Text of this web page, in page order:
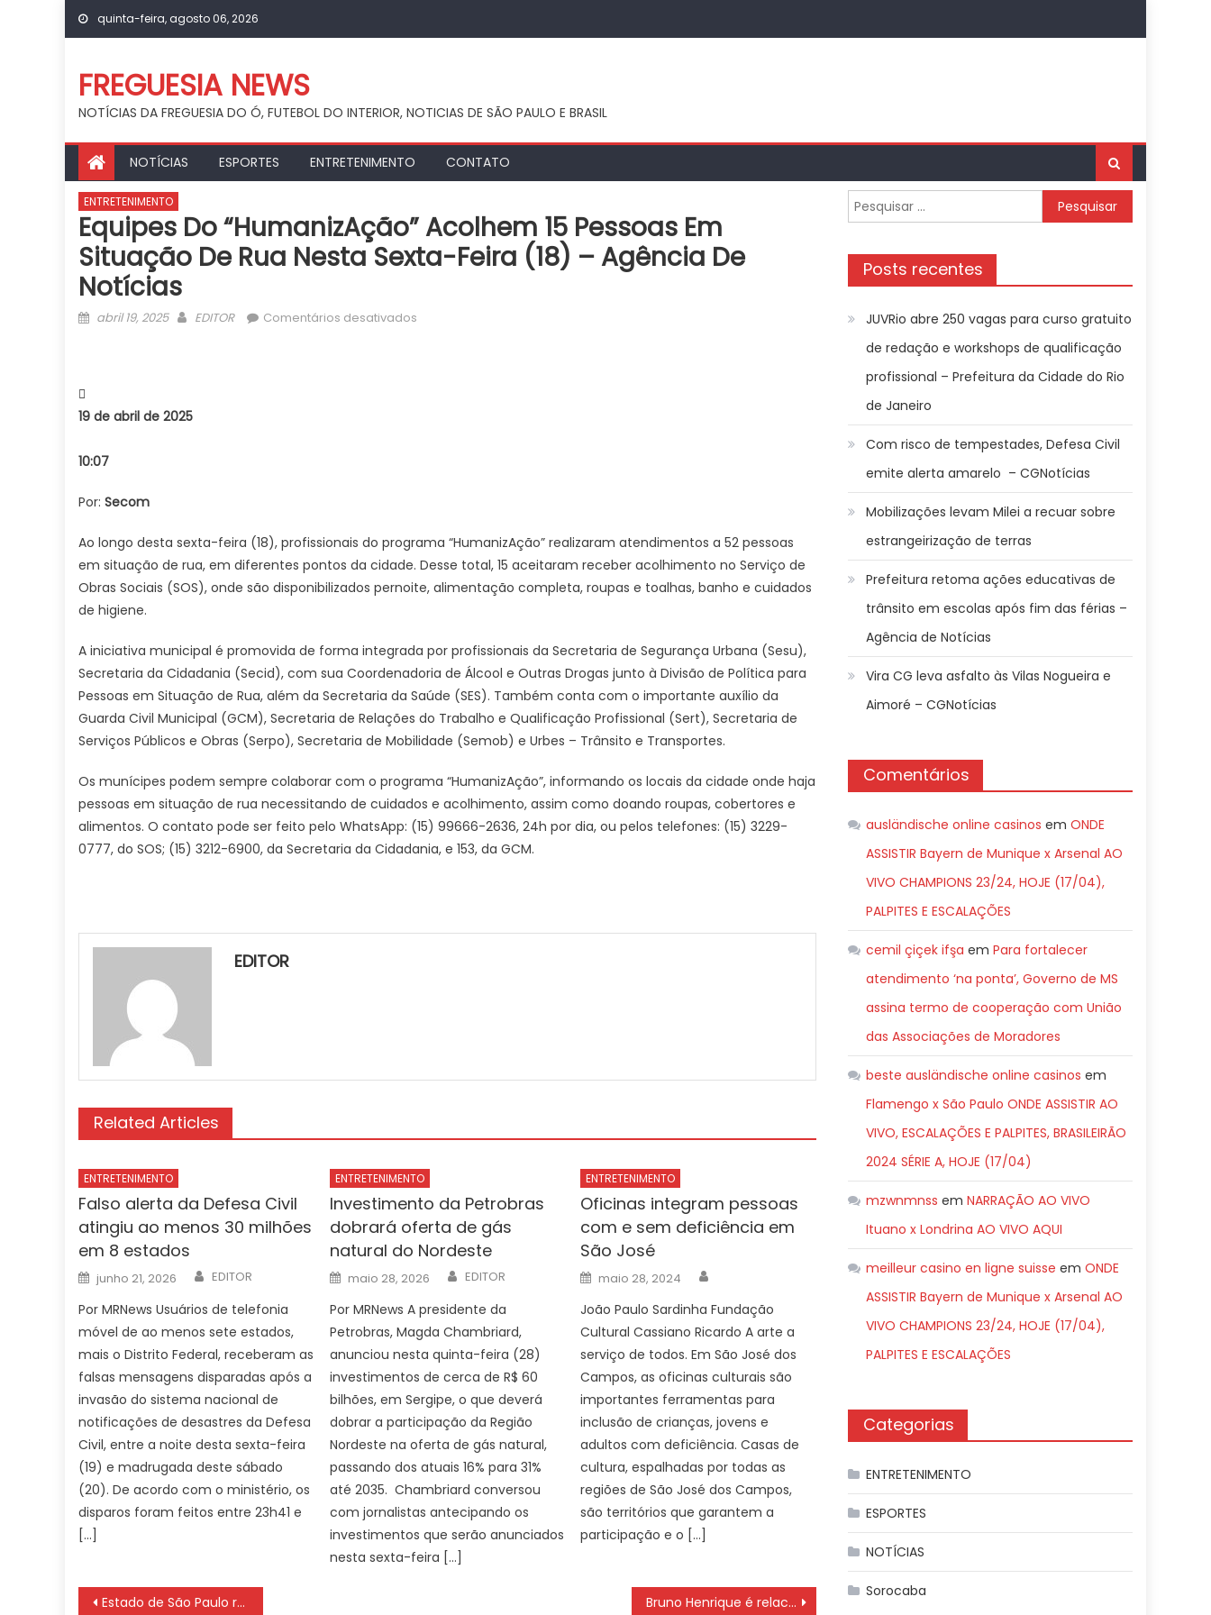
Skip
quinta-feira, agosto 06, 2026
FREGUESIA NEWS
NOTÍCIAS DA FREGUESIA DO Ó, FUTEBOL DO INTERIOR, NOTICIAS DE SÃO PAULO E BRASIL
NOTÍCIAS ESPORTES ENTRETENIMENTO CONTATO
ENTRETENIMENTO
Equipes Do “HumanizAção” Acolhem 15 Pessoas Em
Situação De Rua Nesta Sexta-Feira (18) – Agência De
Notícias
Posted
abril 19, 2025 Author
EDITOR Comentários desativados
nesta
sexta-
feira
Agência
de
Notícias
19 de abril de 2025
10:07
Por: Secom
Ao longo desta sexta-feira (18), profissionais do programa “HumanizAção” realizaram atendimentos a 52 pessoas
em situação de rua, em diferentes pontos da cidade. Desse total, 15 aceitaram receber acolhimento no Serviço de
Obras Sociais (SOS), onde são disponibilizados pernoite, alimentação completa, roupas e toalhas, banho e cuidados
de higiene.
A iniciativa municipal é promovida de forma integrada por profissionais da Secretaria de Segurança Urbana (Sesu),
Secretaria da Cidadania (Secid), com sua Coordenadoria de Álcool e Outras Drogas junto à Divisão de Política para
Pessoas em Situação de Rua, além da Secretaria da Saúde (SES). Também conta com o importante auxílio da
Guarda Civil Municipal (GCM), Secretaria de Relações do Trabalho e Qualificação Profissional (Sert), Secretaria de
Serviços Públicos e Obras (Serpo), Secretaria de Mobilidade (Semob) e Urbes – Trânsito e Transportes.
Os munícipes podem sempre colaborar com o programa “HumanizAção”, informando os locais da cidade onde haja
pessoas em situação de rua necessitando de cuidados e acolhimento, assim como doando roupas, cobertores e
alimentos. O contato pode ser feito pelo WhatsApp: (15) 99666-2636, 24h por dia, ou pelos telefones: (15) 3229-
0777, do SOS; (15) 3212-6900, da Secretaria da Cidadania, e 153, da GCM.
EDITOR
Related Articles
ENTRETENIMENTO
Falso alerta da Defesa Civil
atingiu ao menos 30 milhões
em 8 estados
Posted
on
junho 21, 2026 Author
EDITOR
Por MRNews Usuários de telefonia
móvel de ao menos sete estados,
mais o Distrito Federal, receberam as
falsas mensagens disparadas após a
invasão do sistema nacional de
notificações de desastres da Defesa
Civil, entre a noite desta sexta-feira
(19) e madrugada deste sábado
(20). De acordo com o ministério, os
disparos foram feitos entre 23h41 e
[…]
ENTRETENIMENTO
Investimento da Petrobras
dobrará oferta de gás
natural do Nordeste
Posted
on
maio 28, 2026 Author
EDITOR
Por MRNews A presidente da
Petrobras, Magda Chambriard,
anunciou nesta quinta-feira (28)
investimentos de cerca de R$ 60
bilhões, em Sergipe, o que deverá
dobrar a participação da Região
Nordeste na oferta de gás natural,
passando dos atuais 16% para 31%
até 2035. Chambriard conversou
com jornalistas antecipando os
investimentos que serão anunciados
nesta sexta-feira […]
ENTRETENIMENTO
Oficinas integram pessoas
com e sem deficiência em
São José
Posted
on
maio 28, 2024
João Paulo Sardinha Fundação
Cultural Cassiano Ricardo A arte a
serviço de todos. Em São José dos
Campos, as oficinas culturais são
importantes ferramentas para
inclusão de crianças, jovens e
adultos com deficiência. Casas de
cultura, espalhadas por todas as
regiões de São José dos Campos,
são territórios que garantem a
participação e o […]
Navegação
Estado de São Paulo registra primeiro caso de sarampo neste ano Bruno Henrique é relacionado para jogo do Flamengo pelo Brasileiro
Pesquisar
por:
Posts recentes
JUVRio abre 250 vagas para curso gratuito
de redação e workshops de qualificação
profissional – Prefeitura da Cidade do Rio
de Janeiro
Com risco de tempestades, Defesa Civil
emite alerta amarelo – CGNotícias
Mobilizações levam Milei a recuar sobre
estrangeirização de terras
Prefeitura retoma ações educativas de
trânsito em escolas após fim das férias –
Agência de Notícias
Vira CG leva asfalto às Vilas Nogueira e
Aimoré – CGNotícias
Comentários
ausländische online casinos emONDE
ASSISTIR Bayern de Munique x Arsenal AO
VIVO CHAMPIONS 23/24, HOJE (17/04),
PALPITES E ESCALAÇÕES
cemil çiçek ifşa emPara fortalecer
atendimento ‘na ponta’, Governo de MS
assina termo de cooperação com União
das Associações de Moradores
beste ausländische online casinos em
Flamengo x São Paulo ONDE ASSISTIR AO
VIVO, ESCALAÇÕES E PALPITES, BRASILEIRÃO
2024 SÉRIE A, HOJE (17/04)
mzwnmnss emNARRAÇÃO AO VIVO
Ituano x Londrina AO VIVO AQUI
meilleur casino en ligne suisse emONDE
ASSISTIR Bayern de Munique x Arsenal AO
VIVO CHAMPIONS 23/24, HOJE (17/04),
PALPITES E ESCALAÇÕES
Categorias
ENTRETENIMENTO
ESPORTES
NOTÍCIAS
Sorocaba